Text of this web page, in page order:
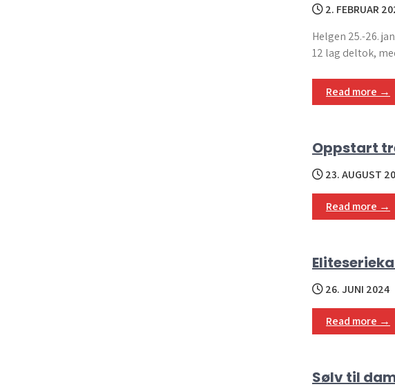
2. FEBRUAR
Helgen 25.-26.
12 lag deltok,
Read more →
Oppstart
23. AUGUST
Read more →
26. JUNI 2024
Read more →
Sølv til